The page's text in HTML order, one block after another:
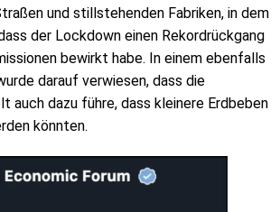
und stillstehenden Fabriken, in dem
der Lockdown einen Rekordrückgang
bewirkt habe. In einem ebenfalls
darauf verwiesen, dass die
auch dazu führe, dass kleinere Erdbeben
könnten.